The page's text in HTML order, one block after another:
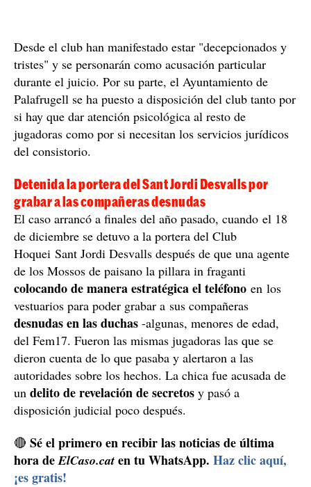
Desde el club han manifestado estar "decepcionados y
tristes" y se personarán como acusación particular
durante el juicio. Por su parte, el Ayuntamiento de
Palafrugell se ha puesto a disposición del club tanto por
si hay que dar atención psicológica al resto de
jugadoras como por si necesitan los servicios jurídicos
del consistorio.
Detenida la portera del Sant Jordi Desvalls por
grabar a las compañeras desnudas
El caso arrancó a finales del año pasado, cuando el 18
de diciembre se detuvo a la portera del Club
Hoquei Sant Jordi Desvalls después de que una agente
de los Mossos de paisano la pillara in fraganti
colocando de manera estratégica el teléfono en los
vestuarios para poder grabar a sus compañeras
desnudas en las duchas -algunas, menores de edad,
del Fem17. Fueron las mismas jugadoras las que se
dieron cuenta de lo que pasaba y alertaron a las
autoridades sobre los hechos. La chica fue acusada de
un delito de revelación de secretos y pasó a
disposición judicial poco después.
🔴 Sé el primero en recibir las noticias de última
hora deElCaso.cat en tu WhatsApp. Haz clic aquí,
¡es gratis!